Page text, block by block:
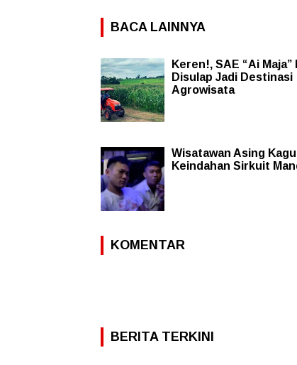
BACA LAINNYA
Keren!, SAE “Ai Maja”
Disulap Jadi Destinasi
Agrowisata
Wisatawan Asing
Keindahan Sirkuit
KOMENTAR
BERITA TERKINI